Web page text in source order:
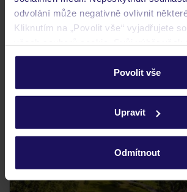
odvolání může negativně ovlivnit
Kliknutím na „Povolit vše“ vyjadřujete
personalizovat v sekci „Personalizace“.
Podrobné informace o souborech
ochrany osobních údajů.
Povolit vše
Upravit
Odmítnout
Snídaně
Wi-Fi zdarma v celém hotelu